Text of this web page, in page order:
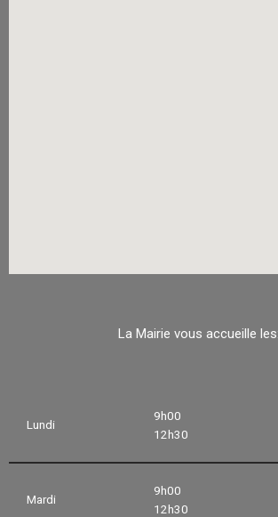
La Mairie vous accueille les:
Lundi
9h00
12h30
Mardi
9h00
12h30